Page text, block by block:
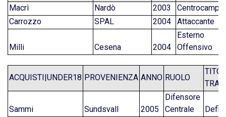
Macrì
Nardò 2003
Carrozzo
SPAL 2004 Attaccante
Milli Cesena 2004
Esterno
Offensivo
ACQUISTI|UNDER18 PROVENIENZA ANNO RUOLO
Sammi Sundsvall 2005
Difensore
Centrale